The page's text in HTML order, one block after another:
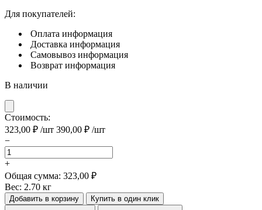
Для покупателей:
Оплата информация
Доставка информация
Самовывоз информация
Возврат информация
В наличии
Стоимость:
323,00 ₽ /шт 390,00 ₽ /шт
−
Количество
товара
Сетка
сварная
(в
картах)
+
Общая сумма: 323,00 ₽
Вес: 2.70 кг
Добавить в корзину Купить в один клик